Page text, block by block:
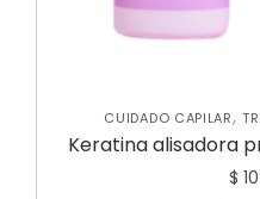
CUIDADO CAPILAR,
Keratina alisadora
$